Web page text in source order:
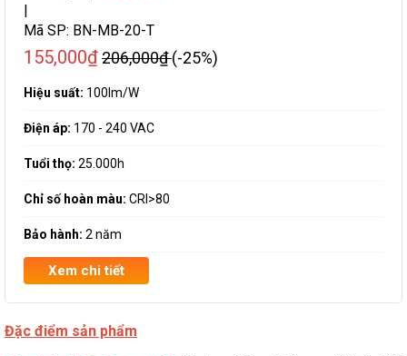
|
Mã SP: BN-MB-20-T
155,000₫206,000₫(-25%)
Hiệu suất: 100lm/W
Điện áp: 170 - 240 VAC
Tuổi thọ: 25.000h
Chỉ số hoàn màu: CRI>80
Bảo hành: 2 năm
Xem chi tiết
Đặc điểm sản phẩm